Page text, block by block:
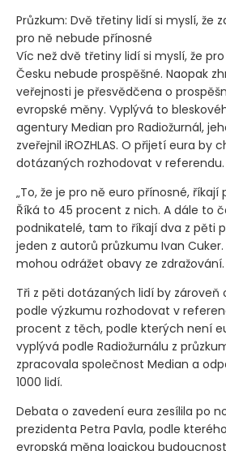
Průzkum: Dvě třetiny lidí si myslí, že
pro ně nebude přínosné
Víc než dvě třetiny lidí si myslí, že
Česku nebude prospěšné. Naopak
veřejnosti je přesvědčena o
evropské měny. Vyplývá to
agentury Median pro Radiožurnál,
zveřejnil iROZHLAS. O přijetí eura by
dotázaných rozhodovat v referendu.
„To, že je pro ně euro přínosné,
Říká to 45 procent z nich. A dále to
podnikatelé, tam to říkají dva z pěti
jeden z autorů průzkumu Ivan
mohou odrážet obavy ze zdražování.
Tři z pěti dotázaných lidí by zároveň
podle výzkumu rozhodovat v
procent z těch, podle kterých není
vyplývá podle Radiožurnálu z
zpracovala společnost Median a
1000 lidí.
Debata o zavedení eura zesílila po
prezidenta Petra Pavla, podle
evropská měna logickou